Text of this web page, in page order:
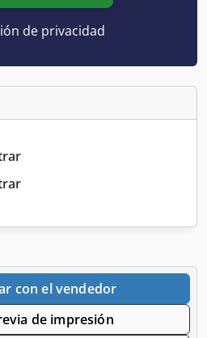
de privacidad
con el vendedor
de impresión